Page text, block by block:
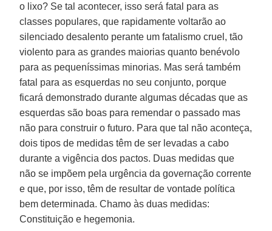
o lixo? Se tal acontecer, isso será fatal para as
classes populares, que rapidamente voltarão ao
silenciado desalento perante um fatalismo cruel, tão
violento para as grandes maiorias quanto benévolo
para as pequeníssimas minorias. Mas será também
fatal para as esquerdas no seu conjunto, porque
ficará demonstrado durante algumas décadas que as
esquerdas são boas para remendar o passado mas
não para construir o futuro. Para que tal não aconteça,
dois tipos de medidas têm de ser levadas a cabo
durante a vigência dos pactos. Duas medidas que
não se impõem pela urgência da governação corrente
e que, por isso, têm de resultar de vontade política
bem determinada. Chamo às duas medidas:
Constituição e hegemonia.